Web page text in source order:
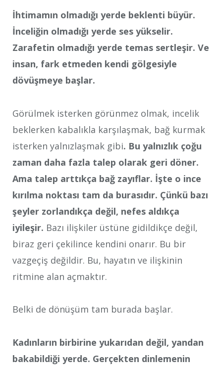
İhtimamın olmadığı yerde beklenti büyür.
İnceliğin olmadığı yerde ses yükselir.
Zarafetin olmadığı yerde temas sertleşir. Ve
insan, fark etmeden kendi gölgesiyle
dövüşmeye başlar.
Görülmek isterken görünmez olmak, incelik
beklerken kabalıkla karşılaşmak, bağ kurmak
isterken yalnızlaşmak gibi. Bu yalnızlık çoğu
zaman daha fazla talep olarak geri döner.
Ama talep arttıkça bağ zayıflar. İşte o ince
kırılma noktası tam da burasıdır. Çünkü bazı
şeyler zorlandıkça değil, nefes aldıkça
iyileşir. Bazı ilişkiler üstüne gidildikçe değil,
biraz geri çekilince kendini onarır. Bu bir
vazgeçiş değildir. Bu, hayatın ve ilişkinin
ritmine alan açmaktır.
Belki de dönüşüm tam burada başlar.
Kadınların birbirine yukarıdan değil, yandan
bakabildiği yerde. Gerçekten dinlemenin